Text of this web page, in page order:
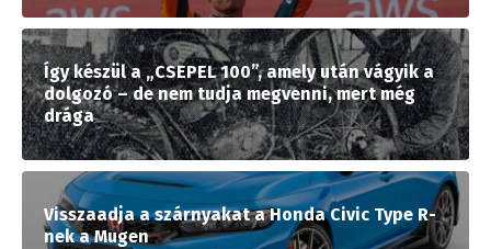
Így készül a „CSEPEL 100”, amely után vágyik a
dolgozó – de nem tudja megvenni, mert még
drága
Visszaadja a szárnyakat a Honda Civic Type R-
nek a Mugen